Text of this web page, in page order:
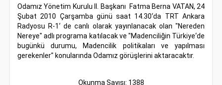
Odamız Yönetim Kurulu II. Başkanı Fatma Berna VATAN, 24
Şubat 2010 Çarşamba günü saat 14.30‘da TRT Ankara
Radyosu R-1‘ de canlı olarak yayınlanacak olan "Nereden
Nereye" adlı programa katılacak ve "Madenciliğin Türkiye‘de
bugünkü durumu, Madencilik politikaları ve yapılması
gerekenler" konularında Odamız görüşlerini aktaracaktır.
Okunma Sayısı: 1388